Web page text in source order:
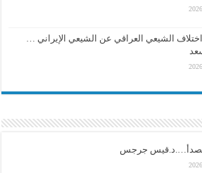
الشيعي العراقي عن الشيعي الإيراني …
جرجس